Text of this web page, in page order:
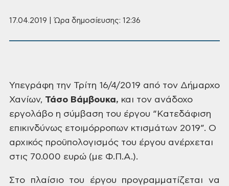
17.04.2019 | Ώρα δημοσίευσης: 12:36
Υπεγράφη την Τρίτη 16/4/2019 από τον Δήμαρχο
Χανίων, Τάσο Βάμβουκα, και τον ανάδοχο
εργολάβο η σύμβαση του έργου “Κατεδάφιση
επικινδύνως ετοιμόρροπων κτισμάτων 2019”. Ο
αρχικός προϋπολογισμός του έργου ανέρχεται
στις 70.000 ευρώ (με Φ.Π.Α.).
Στο πλαίσιο του έργου προγραμματίζεται να